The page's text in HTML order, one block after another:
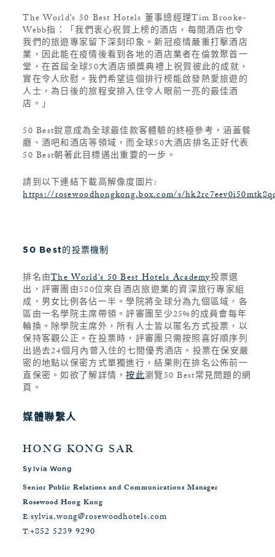
The World’s 50 Best Hotels 董事總經理Tim Brooke-
Webb指：「我們衷心祝賀上榜的酒店，每間酒店也令
我們的旅遊專家留下深刻印象。新冠疫情嚴重打擊酒店
業，因此能在疫情後看到各地的酒店業者在倫敦聚首一
堂，在首屆全球50大酒店頒獎典禮上祝賀彼此的成就，
實在令人欣慰。我們希望這個排行榜能啟發熱愛旅遊的
人士，為日後的旅程安排入住令人眼前一亮的最佳酒
店。」
50 Best銳意成為全球最佳款客體驗的終極參考，涵蓋餐
廳、酒吧和酒店等領域，而全球50大酒店排名正好代表
50 Best朝著此目標邁出重要的一步。
請到以下連結下載高解像度圖片:
https://rosewoodhongkong.box.com/s/
50 Best的投票機制
排名由The World’s 50 Best Hotels Academy投票選
出，評審團由580位來自酒店旅遊業的資深旅行專家組
成，男女比例各佔一半。學院將全球分為九個區域，各
區由一名學院主席帶領。評審團至少25%的成員會每年
輪換。除學院主席外，所有人士皆以匿名方式投票，以
保持客觀公正。在投票時，評審團只需按照喜好順序列
出過去24個月內曾入住的七間優秀酒店。投票在保安嚴
密的地點以保密方式單獨進行，結果則在排名公佈前一
直保密。如欲了解詳情，按此瀏覽50 Best常見問題的網
頁。
媒體聯繫人
HONG KONG SAR
Sylvia Wong
Senior Public Relations and Communications Manager
Rosewood Hong Kong
E:sylvia.wong@rosewoodhotels.com
T:+852 5239 9290